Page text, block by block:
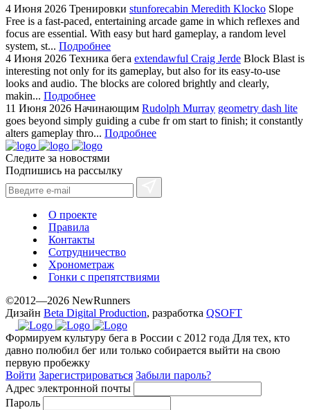
4 Июня 2026 Тренировки stunforecabin Meredith Klocko Slope
Free is a fast-paced, entertaining arcade game in which reflexes and
focus are essential. With easy but hard gameplay, a random level
system, st... Подробнее
4 Июня 2026 Техника бега extendawful Craig Jerde Block Blast is
interesting not only for its gameplay, but also for its easy-to-use
looks and audio. The blocks are colored brightly and clearly,
makin... Подробнее
11 Июня 2026 Начинающим Rudolph Murray geometry dash lite
goes beyond simply guiding a cube fr om start to finish; it constantly
alters gameplay thro... Подробнее
Следите за новостями
Подпишись на рассылку
О проекте
Правила
Контакты
Сотрудничество
Хронометраж
Гонки с препятствиями
©2012—2026 NewRunners
Дизайн Beta Digital Production, разработка QSOFT
Формируем культуру бега в России с 2012 года Для тех, кто
давно полюбил бег или только собирается выйти на свою
первую пробежку
Войти Зарегистрироваться Забыли пароль?
Адрес электронной почты
Пароль